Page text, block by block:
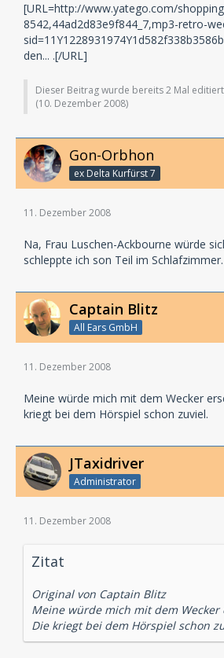
[URL=http://www.yatego.com/
8542,44ad2d83e9f844_7,mp3-retro-
den... .[/URL]
Dieser Beitrag wurde bereits 2 Mal
(10. Dezember 2008)
Gon-Orbhon
ex Delta Kurfürst 7
11. Dezember 2008
Na, Frau Luschen-Ackbourne würde
schleppte ich son Teil im Schlafzimmer.
Captain Blitz
All Ears GmbH
11. Dezember 2008
Meine würde mich mit dem Wecker
kriegt bei dem Hörspiel schon zuviel.
JTaxidriver
Administrator
11. Dezember 2008
Zitat
Original von Captain Blitz
Meine würde mich mit dem Wecker
Die kriegt bei dem Hörspiel schon